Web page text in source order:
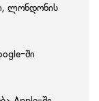
ლონდონის
ში